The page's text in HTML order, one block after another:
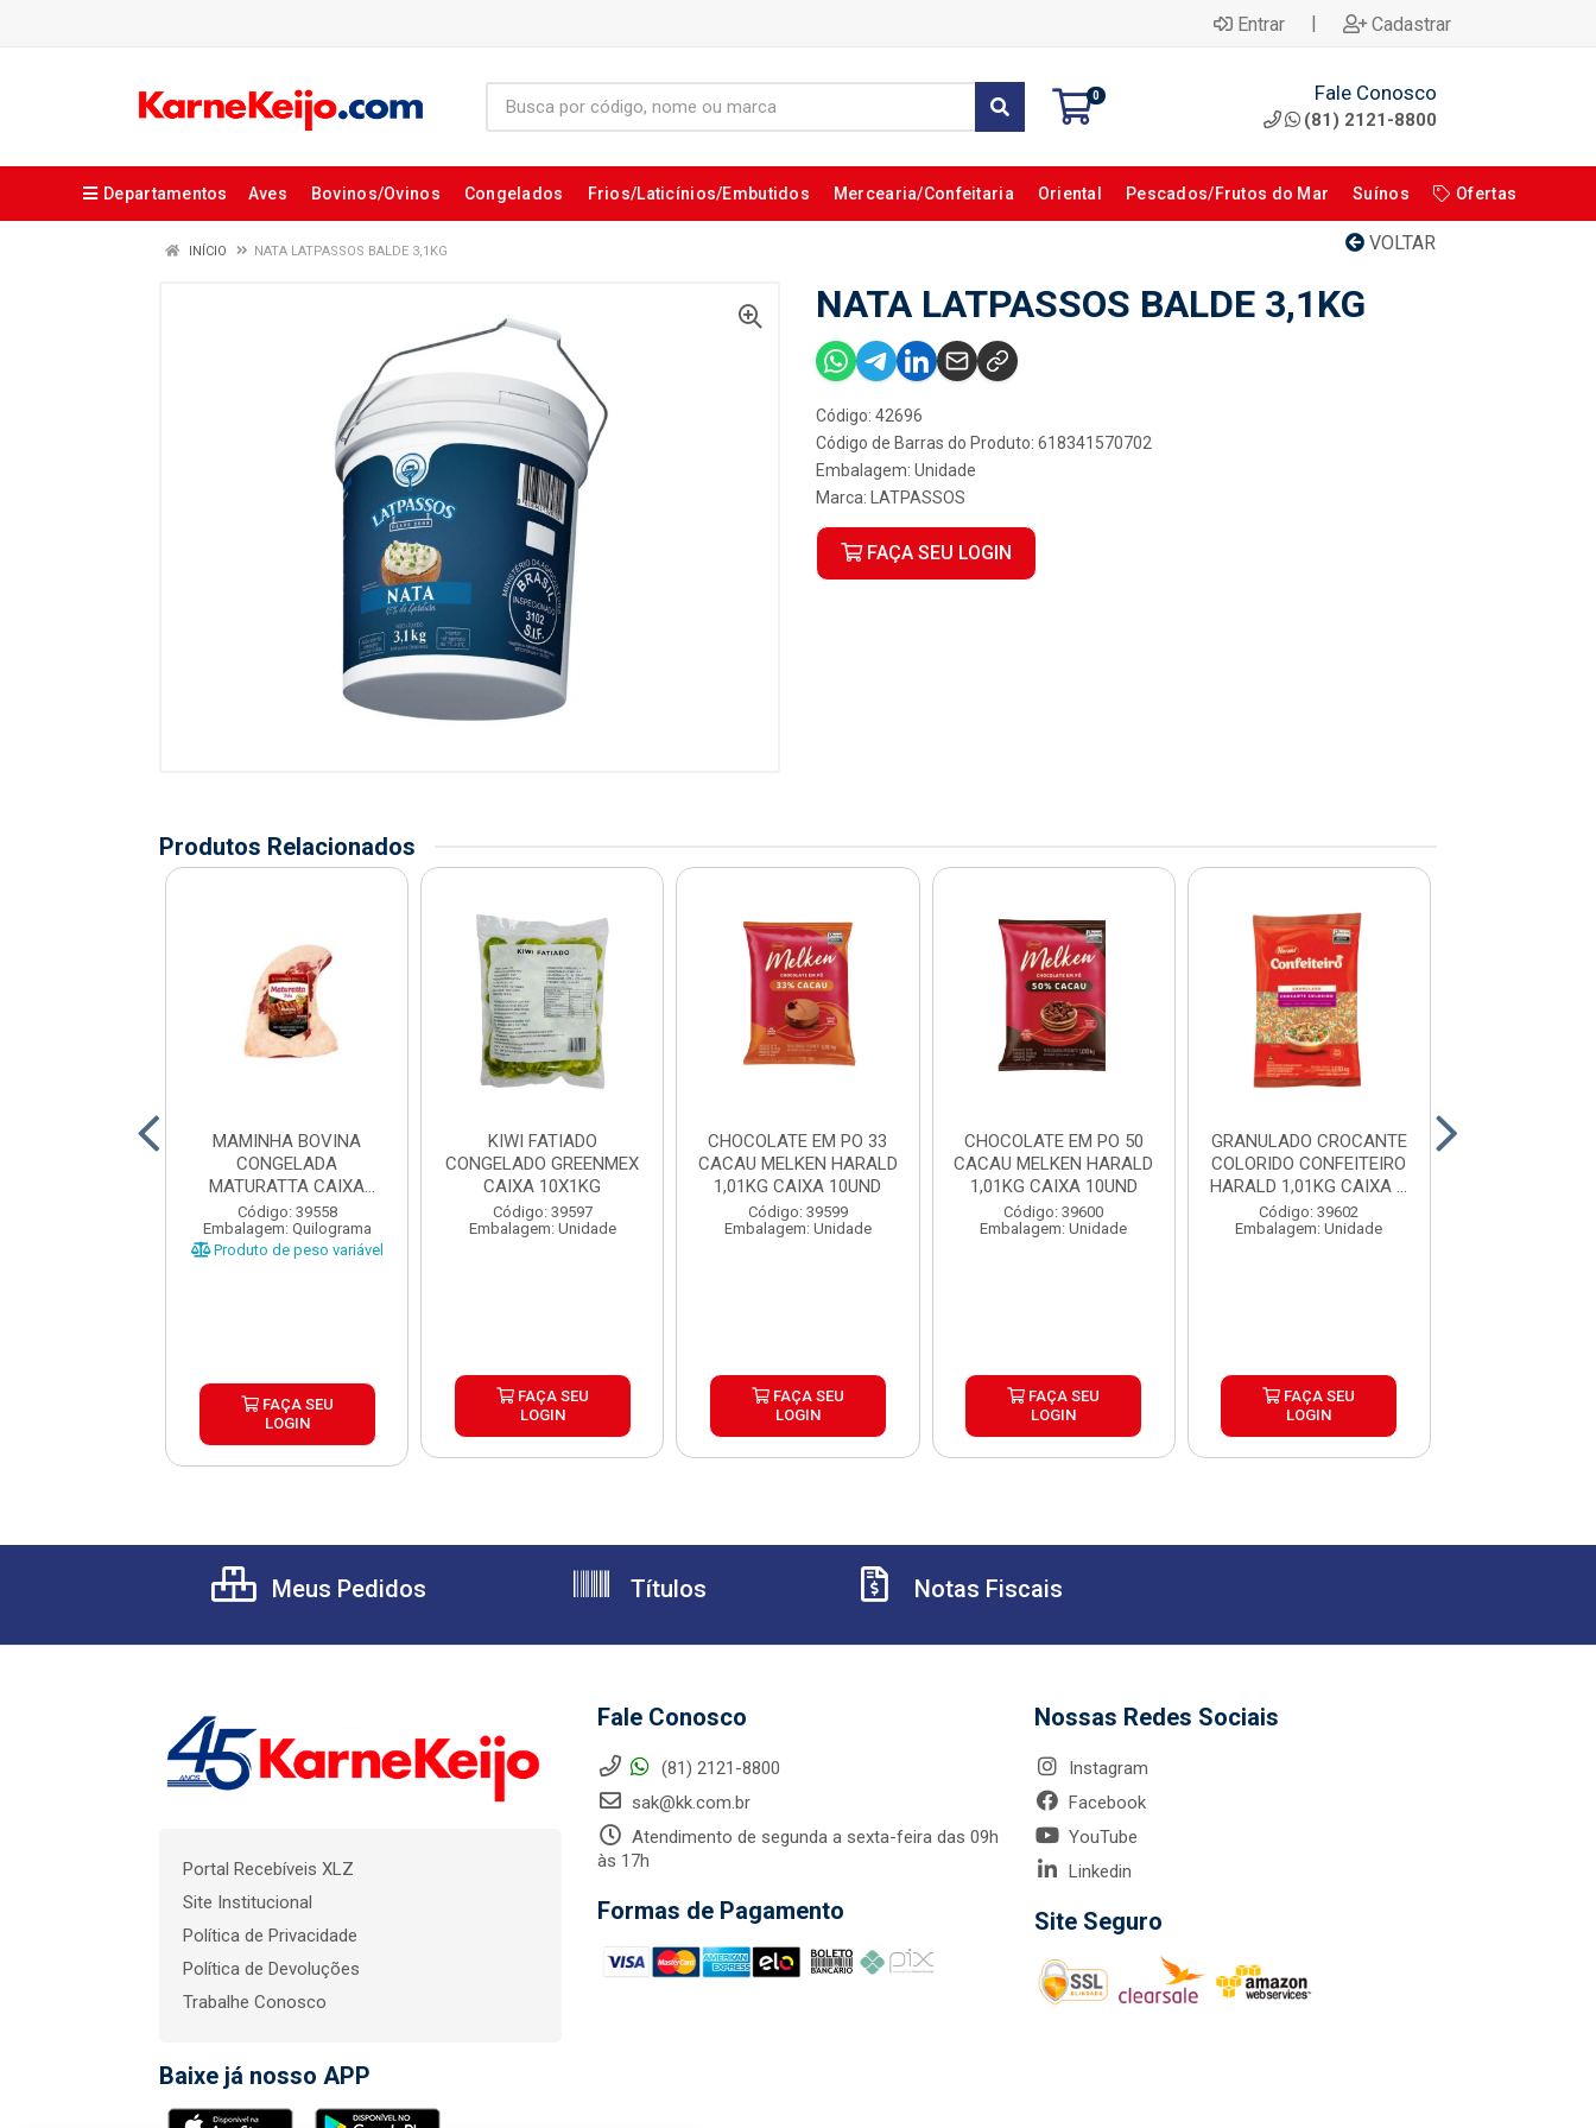
Entrar | Cadastrar
0 Fale Conosco
(81) 2121-8800
Departamentos Aves Bovinos/Ovinos Congelados Frios/Laticínios/Embutidos Mercearia/Confeitaria Oriental Pescados/Frutos do Mar Suínos Ofertas
VOLTAR
INÍCIO NATA LATPASSOS BALDE 3,1KG
NATA LATPASSOS BALDE 3,1KG
Código: 42696
Código de Barras do Produto: 618341570702
Embalagem: Unidade
Marca:
LATPASSOS
FAÇA SEU LOGIN
Produtos Relacionados
MAMINHA BOVINA
CONGELADA
MATURATTA CAIXA
±15KG
Código: 39558
Embalagem: Quilograma
Produto de peso variável
FAÇA SEU
LOGIN
KIWI FATIADO
CONGELADO GREENMEX
CAIXA 10X1KG
Código: 39597
Embalagem: Unidade
FAÇA SEU
LOGIN
CHOCOLATE EM PO 33
CACAU MELKEN HARALD
1,01KG CAIXA 10UND
Código: 39599
Embalagem: Unidade
FAÇA SEU
LOGIN
CHOCOLATE EM PO 50
CACAU MELKEN HARALD
1,01KG CAIXA 10UND
Código: 39600
Embalagem: Unidade
FAÇA SEU
LOGIN
GRANULADO CROCANTE
COLORIDO CONFEITEIRO
HARALD 1,01KG CAIXA ...
Código: 39602
Embalagem: Unidade
FAÇA SEU
LOGIN
Meus Pedidos Títulos Notas Fiscais
Portal Recebíveis XLZ
Site Institucional
Política de Privacidade
Política de Devoluções
Trabalhe Conosco
Baixe já nosso APP
Fale Conosco
(81) 2121-8800
sak@kk.com.br
Atendimento de segunda a sexta-feira das 09h
às 17h
Formas de Pagamento
Nossas Redes Sociais
Instagram
Facebook
YouTube
Linkedin
Site Seguro